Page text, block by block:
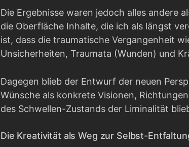
Die Ergebnisse waren jedoch alles andere
die Oberfläche Inhalte, die ich als längst
ist, dass die traumatische Vergangenheit
Unsicherheiten, Traumata (Wunden) und
Dagegen blieb der Entwurf der neuen
Wünsche als konkrete Visionen,
des Schwellen-Zustands der Liminalität
Die Kreativität als Weg zur Selbst-